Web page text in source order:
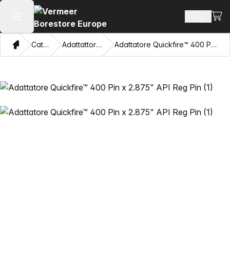
Apri il menu principale Cerca
Home page
Catalogo Adattattori e tiratubi Adattatore Quickfire™ 400 Pin x 2.875" API Reg Pin